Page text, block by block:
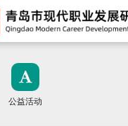
公益活动